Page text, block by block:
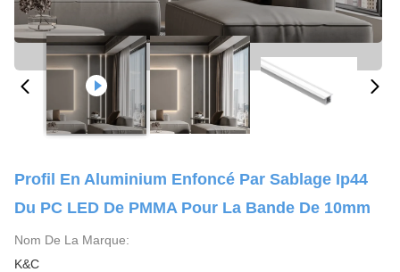
Profil En Aluminium Enfoncé Par Sablage Ip44
Du PC LED De PMMA Pour La Bande De 10mm
Nom De La Marque:
K&C